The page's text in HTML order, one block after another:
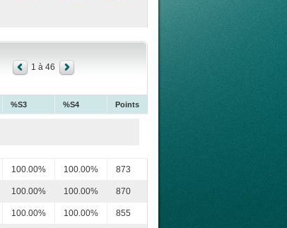
1 à 46
%S3 %S4 Points
100.00% 100.00% 873
100.00% 100.00% 870
100.00% 100.00% 855